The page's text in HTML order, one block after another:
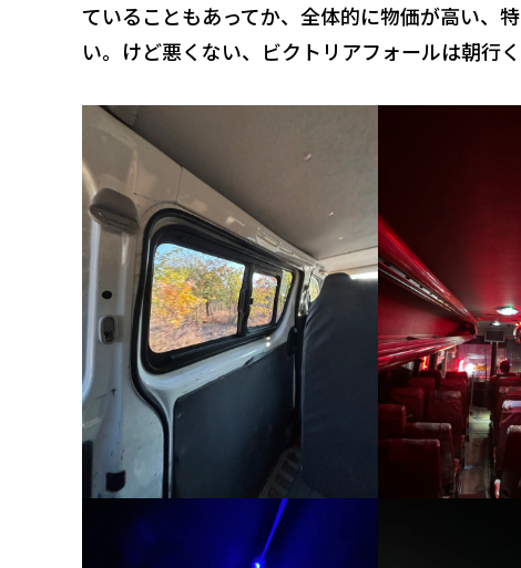
ていることもあってか、全体的に物価が高い、
い。けど悪くない、ビクトリアフォールは朝行く